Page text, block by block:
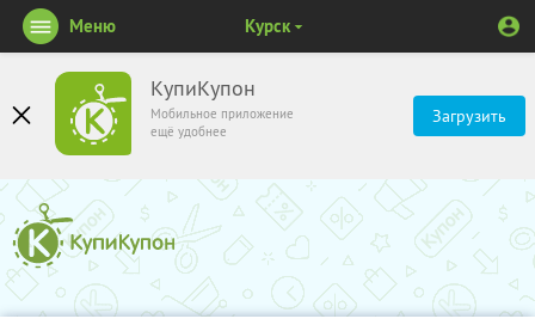
КупиКупон
Мобильное приложение
ещё удобнее
Загрузить
Меню Курск